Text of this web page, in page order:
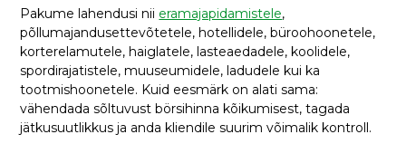
Pakume lahendusi nii eramajapidamistele,
põllumajandusettevõtetele, hotellidele, büroohoonetele,
korterelamutele, haiglatele, lasteaedadele, koolidele,
spordirajatistele, muuseumidele, ladudele kui ka
tootmishoonetele. Kuid eesmärk on alati sama:
vähendada sõltuvust börsihinna kõikumisest, tagada
jätkusuutlikkus ja anda kliendile suurim võimalik kontroll.